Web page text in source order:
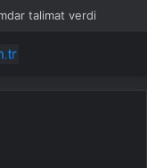
talimat verdi